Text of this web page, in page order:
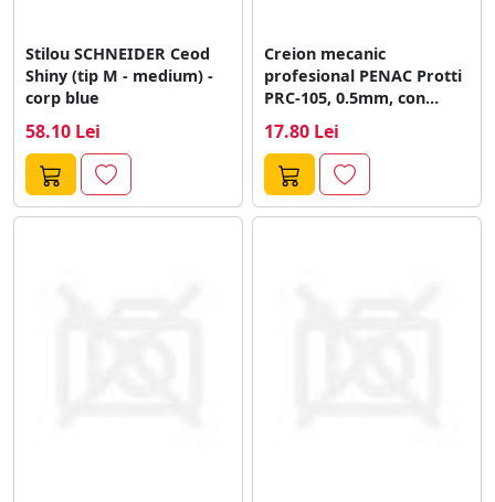
Stilou SCHNEIDER Ceod
Shiny (tip M - medium) -
corp blue
58.10 Lei
Creion mecanic
profesional PENAC Protti
PRC-105, 0.5mm, con
bleu
17.80 Lei